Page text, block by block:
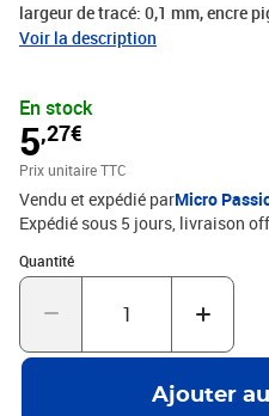
largeur de tracé: 0,1 mm, encre
lumière, grip ergonomique, clip
Voir la description
En stock
5,27€
Prix unitaire TTC
Vendu et expédié parMicro
Expédié sous 5 jours livraison
Quantité
Quantité : 1
Ajouter